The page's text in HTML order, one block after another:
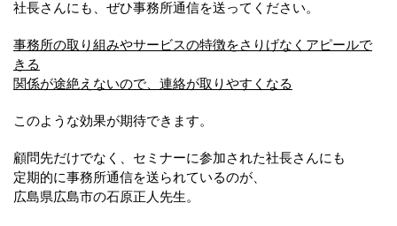
社長さんにも、ぜひ事務所通信を送ってください。
事務所の取り組みやサービスの特徴をさりげなくアピールで
きる
関係が途絶えないので、連絡が取りやすくなる
このような効果が期待できます。
顧問先だけでなく、セミナーに参加された社長さんにも
定期的に事務所通信を送られているのが、
広島県広島市の石原正人先生。